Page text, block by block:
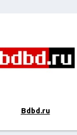
Bdbd.ru